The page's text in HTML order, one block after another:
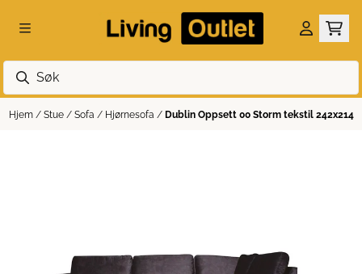
Hjem / Stue / Sofa / Hjørnesofa / Dublin Oppsett 00 Storm tekstil 242x214